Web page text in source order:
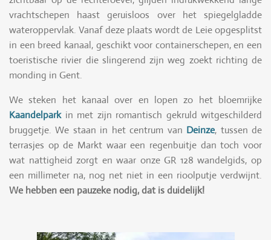
vrachtschepen haast geruisloos over het spiegelgladde
wateroppervlak. Vanaf deze plaats wordt de Leie opgesplitst
in een breed kanaal, geschikt voor containerschepen, en een
toeristische rivier die slingerend zijn weg zoekt richting de
monding in Gent.
We steken het kanaal over en lopen zo het bloemrijke
Kaandelparkin met zijn romantisch gekruld witgeschilderd
bruggetje. We staan in het centrum van Deinze, tussen de
terrasjes op de Markt waar een regenbuitje dan toch voor
wat nattigheid zorgt en waar onze GR 128 wandelgids, op
een millimeter na, nog net niet in een rioolputje verdwijnt.
We hebben een pauzeke nodig, dat is duidelijk!